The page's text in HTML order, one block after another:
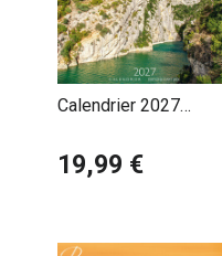
Calendrier 2027
Verdon
19,99 €